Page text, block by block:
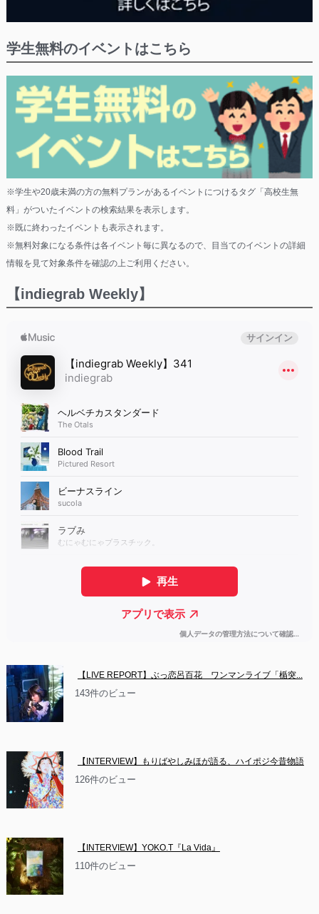
学生無料のイベントはこちら
※学生や20歳未満の方の無料プランがあるイベントにつけるタグ「高校生無
料」がついたイベントの検索結果を表示します。
※既に終わったイベントも表示されます。
※無料対象になる条件は各イベント毎に異なるので、目当てのイベントの詳細
情報を見て対象条件を確認の上ご利用ください。
【indiegrab Weekly】
【LIVE REPORT】ぶっ恋呂百花　ワンマンライブ「楯突...
143件のビュー
【INTERVIEW】もりばやしみほが語る、ハイポジ今昔物語
126件のビュー
【INTERVIEW】YOKO.T『La Vida』
110件のビュー